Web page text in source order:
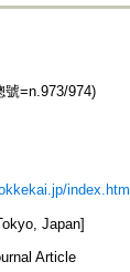
號=n.973/974)
index.htm
Japan]
Article